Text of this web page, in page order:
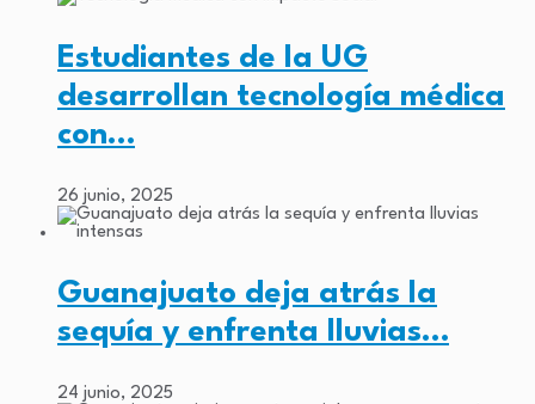
Estudiantes de la UG
desarrollan tecnología médica
con…
26 junio, 2025
Guanajuato deja atrás la
sequía y enfrenta lluvias…
24 junio, 2025